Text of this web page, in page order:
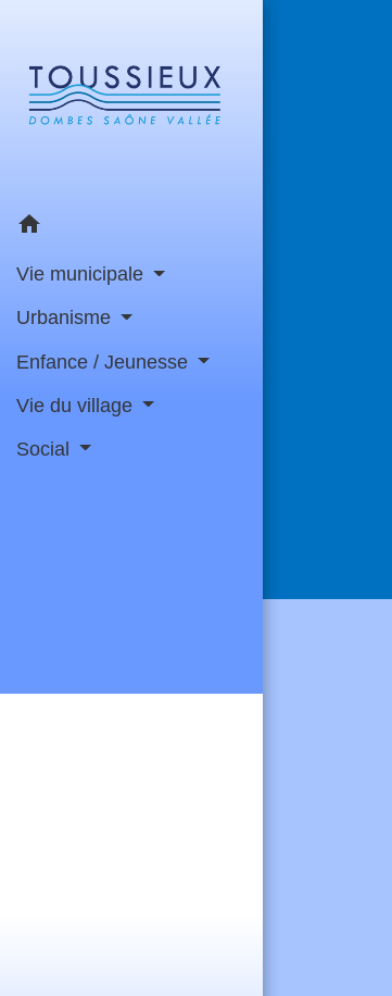
home
Vie municipale
Urbanisme
Enfance / Jeunesse
Vie du village
Social